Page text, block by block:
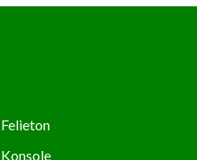
Felieton
Konsole